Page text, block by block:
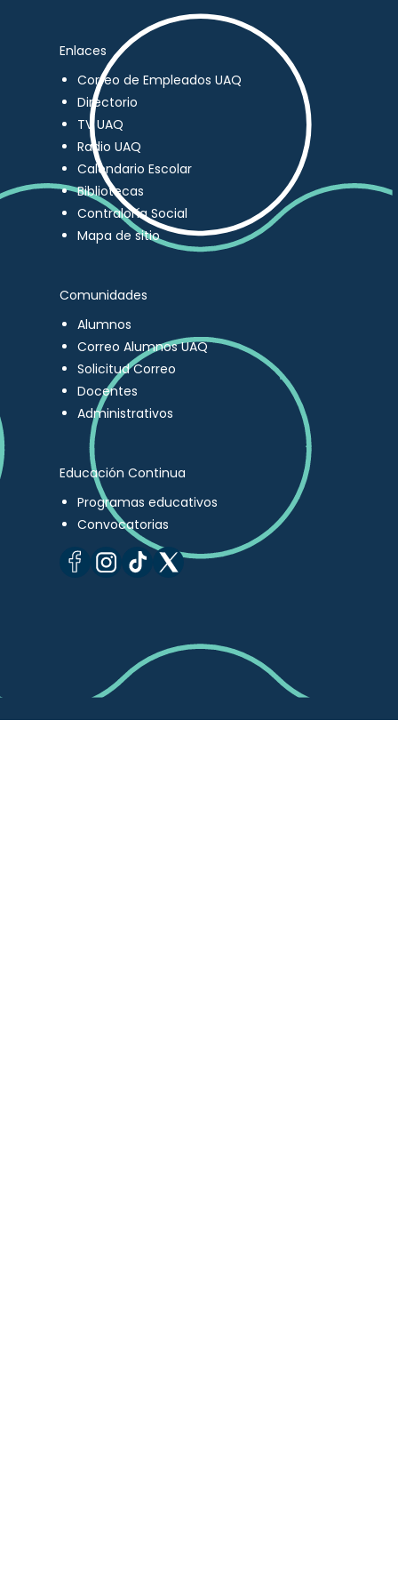
Enlaces
Correo de Empleados UAQ
Directorio
TV UAQ
Radio UAQ
Calendario Escolar
Bibliotecas
Contraloría Social
Mapa de sitio
Comunidades
Alumnos
Correo Alumnos UAQ
Solicitud Correo
Docentes
Administrativos
Educación Continua
Programas educativos
Convocatorias